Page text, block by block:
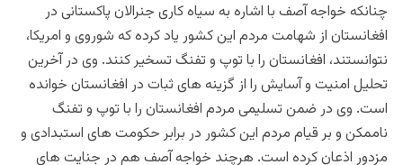
چنانکه خواجه آصف با اشاره به سیاه کاری جنرالان پاکستانی در
افغانستان از شهامت مردم این کشور یاد کرده که شوروی و امریکا،
نتوانستند، افغانستان را با توپ و تفنگ تسخیر کنند. وی در آخرین
تحلیل امنیت و آسایش را از گزینه های ثبات در افغانستان خوانده
است. وی در ضمن تسلیمی مردم افغانستان را با توپ و تفنگ
ناممکن و بر قیام مردم این کشور در برابر حکومت های استبدادی و
مزدور اذعان کرده است. هرچند خواجه آصف هم در جنایت های